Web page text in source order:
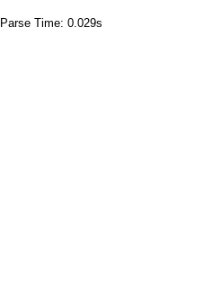
Parse Time: 0.029s